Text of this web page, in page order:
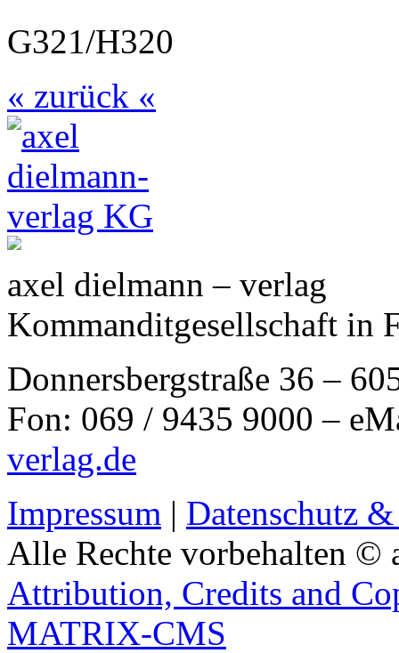
G321/H320
« zurück «
axel dielmann – verlag
Kommanditgesellschaft in
Donnersbergstraße 36 –
Fon: 069 / 9435 9000 –
verlag.de
Impressum | Datenschutz
Alle Rechte vorbehalten ©
Attribution, Credits and
MATRIX-CMS